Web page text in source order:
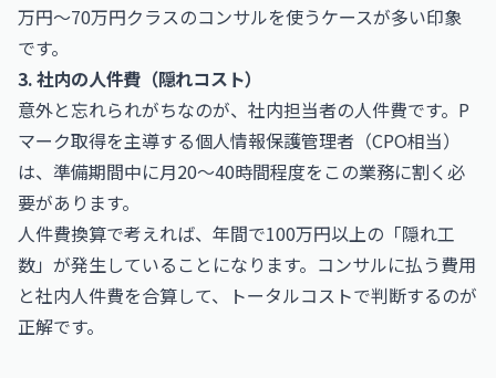
万円〜70万円クラスのコンサルを使うケースが多い印象
です。
3. 社内の人件費（隠れコスト）
意外と忘れられがちなのが、社内担当者の人件費です。P
マーク取得を主導する個人情報保護管理者（CPO相当）
は、準備期間中に月20〜40時間程度をこの業務に割く必
要があります。
人件費換算で考えれば、年間で100万円以上の「隠れ工
数」が発生していることになります。コンサルに払う費用
と社内人件費を合算して、トータルコストで判断するのが
正解です。